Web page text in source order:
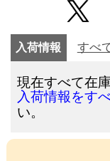
入荷情報 すべ
現在すべて在
入荷情報をす
い。